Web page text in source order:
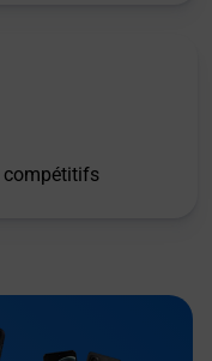
compétitifs